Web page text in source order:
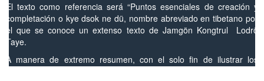
El texto como referencia será “Puntos esenciales de creación y
completación o kye dsok ne dü, nombre abreviado en tibetano por
el que se conoce un extenso texto de Jamgön Kongtrul Lodrö
Taye.
A manera de extremo resumen, con el solo fin de ilustrar los